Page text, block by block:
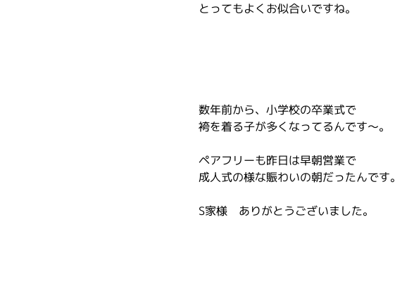
とってもよくお似合いですね。
数年前から、小学校の卒業式で
袴を着る子が多くなってるんです～。
ペアフリーも昨日は早朝営業で
成人式の様な賑わいの朝だったんです。
S家様　ありがとうございました。